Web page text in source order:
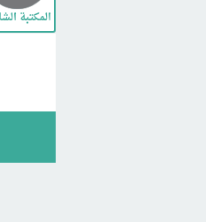
المكتبة